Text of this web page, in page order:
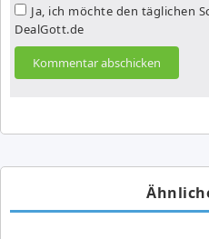
Ja, ich möchte den täglichen
DealGott.de